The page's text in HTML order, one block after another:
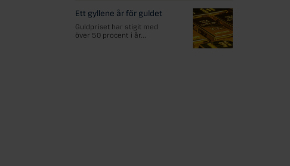
Ett gyllene år för guldet
Guldpriset har stigit med
över 50 procent i år...